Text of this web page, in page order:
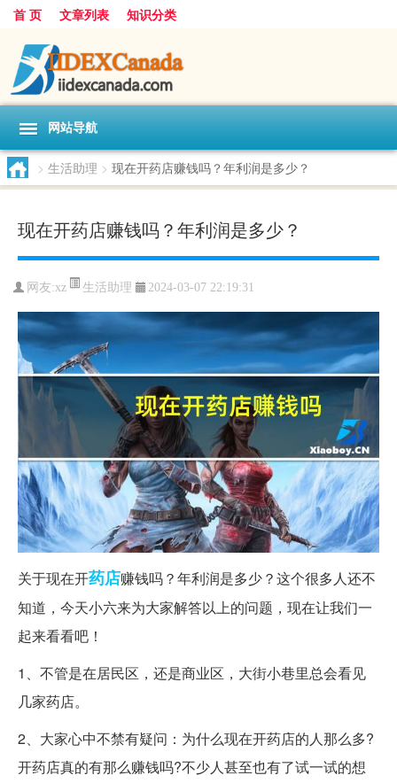
首 页 文章列表 知识分类
网站导航
> 生活助理 > 现在开药店赚钱吗？年利润是多少？
现在开药店赚钱吗？年利润是多少？
网友:xz 生活助理 2024-03-07 22:19:31
关于现在开药店赚钱吗？年利润是多少？这个很多人还不
知道，今天小六来为大家解答以上的问题，现在让我们一
起来看看吧！
1、不管是在居民区，还是商业区，大街小巷里总会看见
几家药店。
2、大家心中不禁有疑问：为什么现在开药店的人那么多?
开药店真的有那么赚钱吗?不少人甚至也有了试一试的想